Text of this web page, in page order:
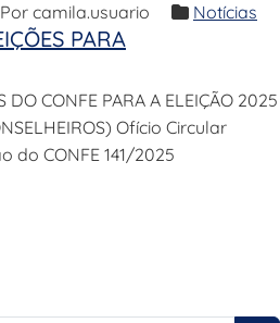
Por camila.usuario Notícias
PARA
DO CONFE PARA A ELEIÇÃO 2025
Ofício Circular
do CONFE 141/2025